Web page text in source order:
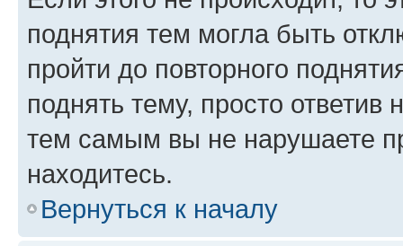
поднятия тем могла быть
пройти до повторного
поднять тему, просто ответив
тем самым вы не нарушаете
находитесь.
Вернуться к началу